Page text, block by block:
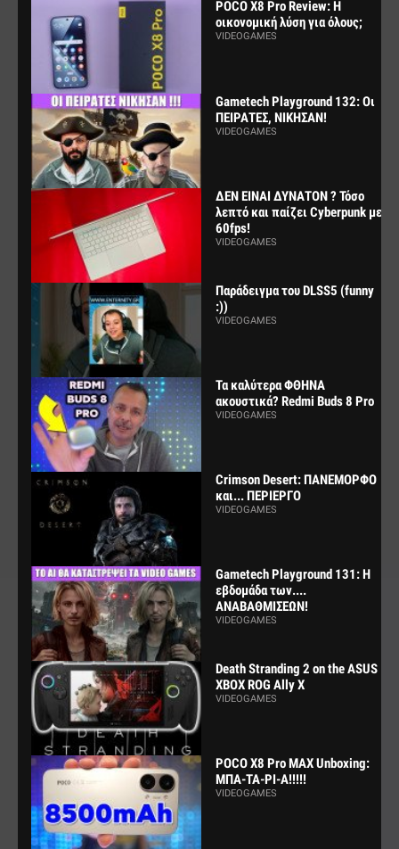
POCO X8 Pro Review: Η
οικονομική λύση για όλους;
VIDEOGAMES
Gametech Playground 132: Οι
ΠΕΙΡΑΤΕΣ, ΝΙΚΗΣΑΝ!
VIDEOGAMES
ΔΕΝ ΕΙΝΑΙ ΔΥΝΑΤΟΝ ? Τόσο
λεπτό και παίζει Cyberpunk με
60fps!
VIDEOGAMES
Παράδειγμα του DLSS5 (funny
:))
VIDEOGAMES
Τα καλύτερα ΦΘΗΝΑ
ακουστικά? Redmi Buds 8 Pro
VIDEOGAMES
Crimson Desert: ΠΑΝΕΜΟΡΦΟ
και... ΠΕΡΙΕΡΓΟ
VIDEOGAMES
Gametech Playground 131: Η
εβδομάδα των....
ΑΝΑΒΑΘΜΙΣΕΩΝ!
VIDEOGAMES
Death Stranding 2 on the ASUS
XBOX ROG Ally X
VIDEOGAMES
POCO X8 Pro MAX Unboxing:
ΜΠΑ-ΤΑ-ΡΙ-Α!!!!!
VIDEOGAMES